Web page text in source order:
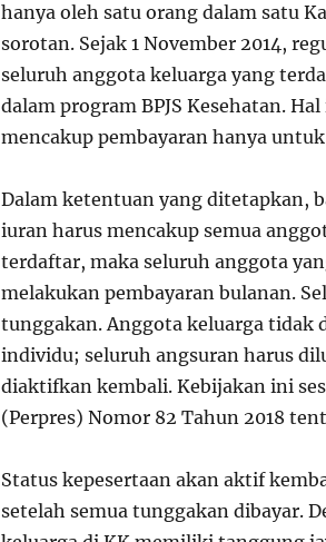
hanya oleh satu orang dalam satu
sorotan. Sejak 1 November 2014,
seluruh anggota keluarga yang
dalam program BPJS Kesehatan.
mencakup pembayaran hanya
Dalam ketentuan yang ditetapkan,
iuran harus mencakup semua
terdaftar, maka seluruh anggota
melakukan pembayaran bulanan.
tunggakan. Anggota keluarga tidak
individu; seluruh angsuran harus
diaktifkan kembali. Kebijakan ini
(Perpres) Nomor 82 Tahun 2018
Status kepesertaan akan aktif
setelah semua tunggakan dibayar.